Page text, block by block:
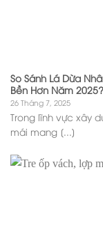
So Sánh Lá Dừa
Bền Hơn Năm 2025?
26 Tháng 7, 2025
Trong lĩnh vực xây
mái mang [...]